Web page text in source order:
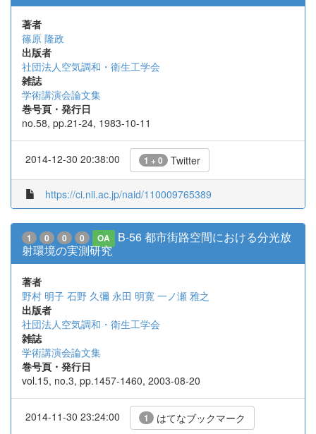
著者
篠原 隆政
出版者
社団法人空気調和・衛生工学会
雑誌
学術講演会論文集
巻号頁・発行日
no.58, pp.21-24, 1983-10-11
2014-12-30 20:38:00 1 + 0 Twitter
https://ci.nii.ac.jp/naid/110009765389
1 0 0 0 OA
B-56 都市街路空間における分光放
射環境の実測研究
著者
野村 明子 石野 久彌 永田 明寛 一ノ瀬 雅之
出版者
社団法人空気調和・衛生工学会
雑誌
学術講演会論文集
巻号頁・発行日
vol.15, no.3, pp.1457-1460, 2003-08-20
2014-11-30 23:24:00 1 はてなブックマーク